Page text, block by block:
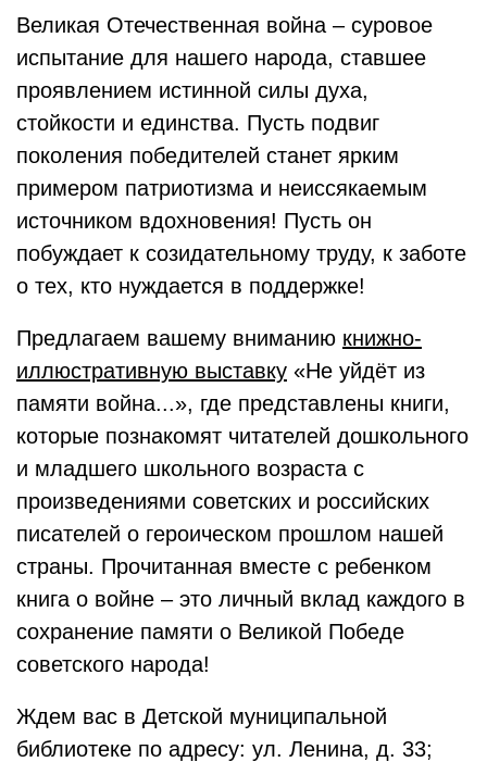
Великая Отечественная война – суровое
испытание для нашего народа, ставшее
проявлением истинной силы духа,
стойкости и единства. Пусть подвиг
поколения победителей станет ярким
примером патриотизма и неиссякаемым
источником вдохновения! Пусть он
побуждает к созидательному труду, к заботе
о тех, кто нуждается в поддержке!
Предлагаем вашему вниманию книжно-
иллюстративную выставку «Не уйдёт из
памяти война...», где представлены книги,
которые познакомят читателей дошкольного
и младшего школьного возраста с
произведениями советских и российских
писателей о героическом прошлом нашей
страны. Прочитанная вместе с ребенком
книга о войне – это личный вклад каждого в
сохранение памяти о Великой Победе
советского народа!
Ждем вас в Детской муниципальной
библиотеке по адресу: ул. Ленина, д. 33;